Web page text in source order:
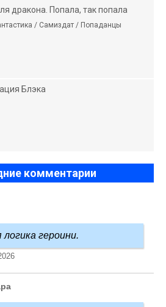
дракона. Попала, так попала
/ Самиздат / Попаданцы
Блэка
комментарии
героини.